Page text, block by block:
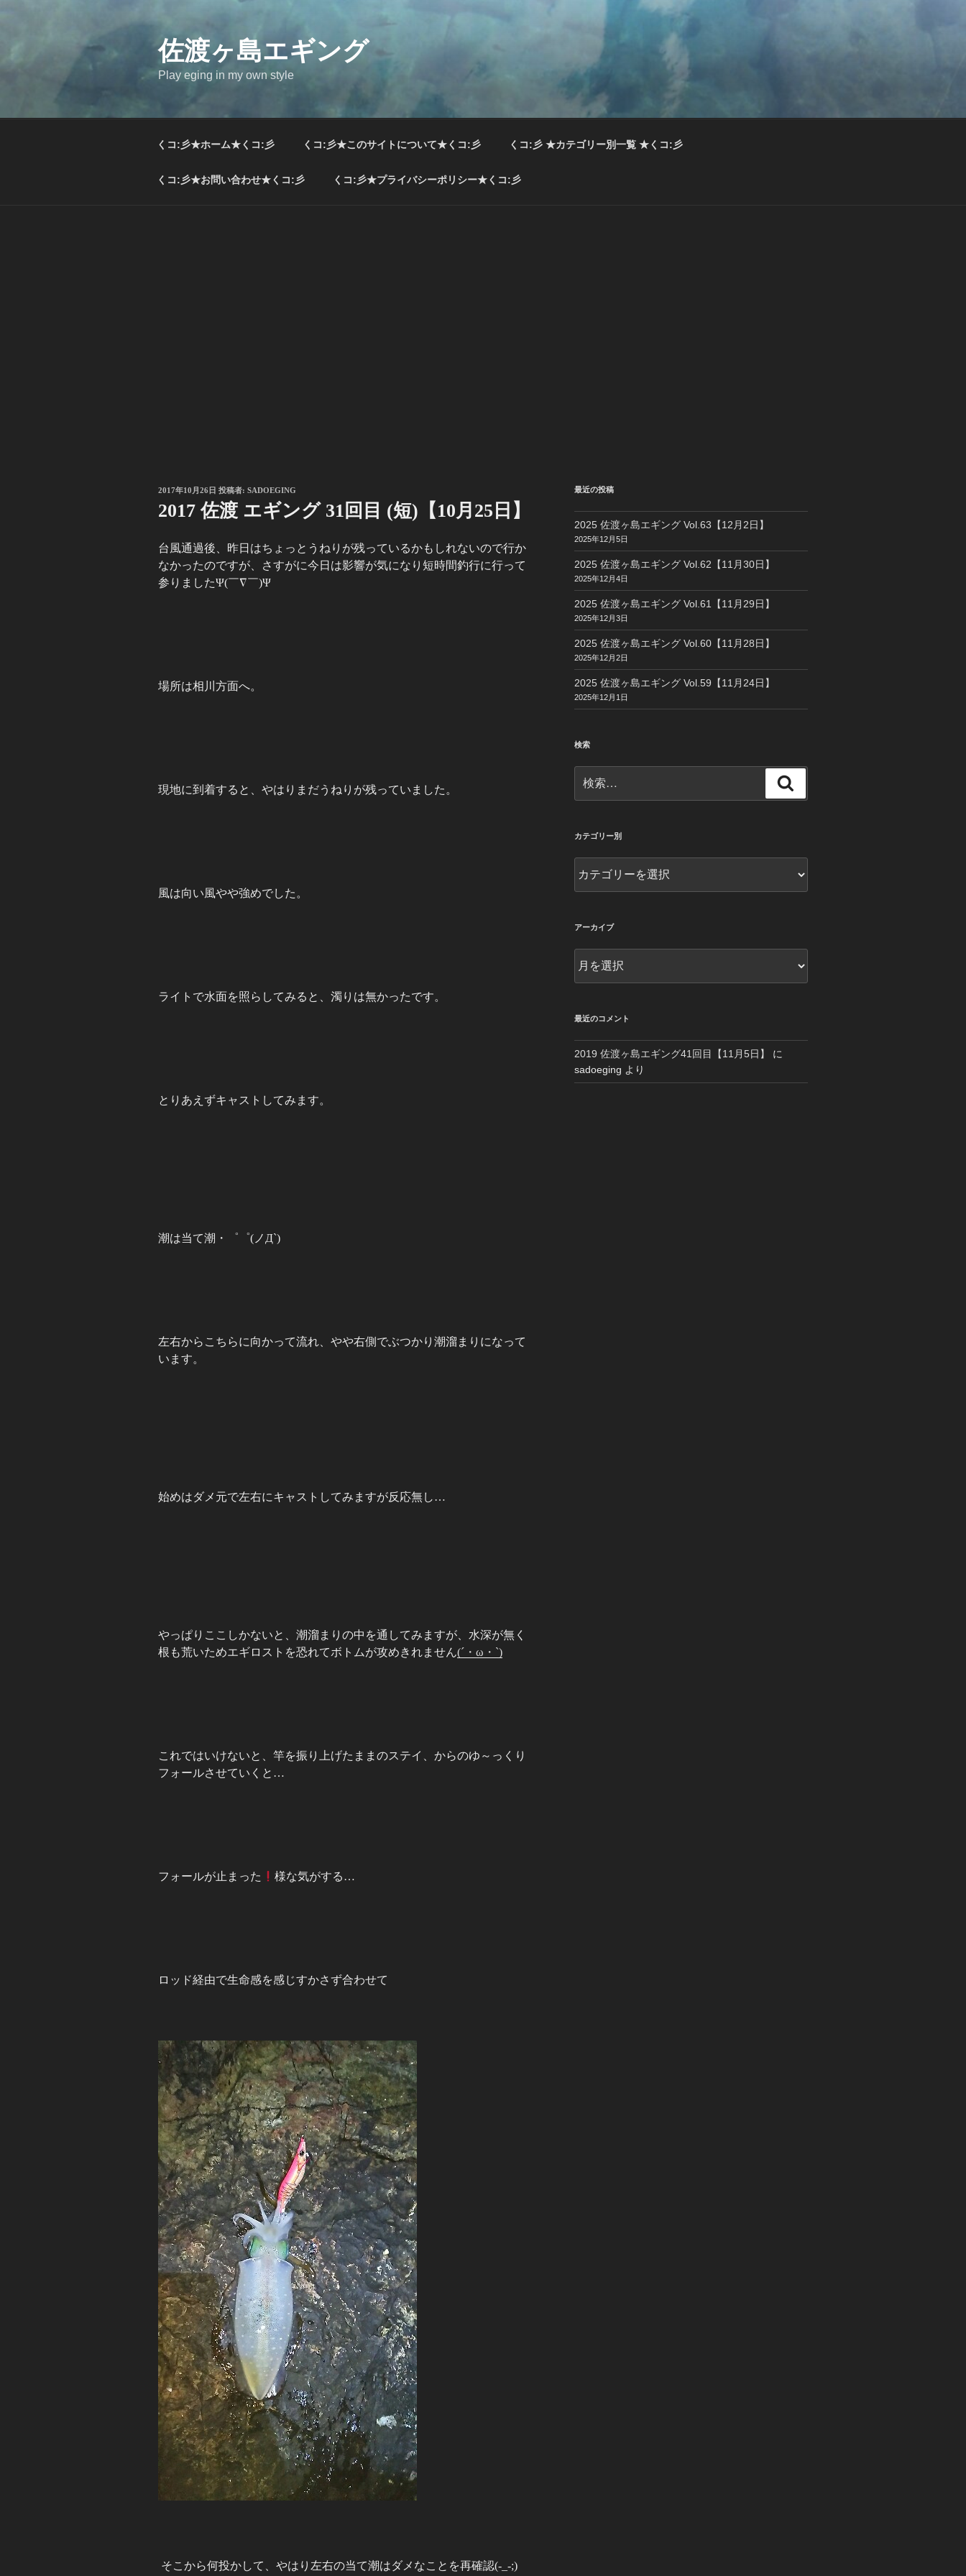
佐渡ヶ島エギング
Play eging in my own style
くコ:彡★ホーム★くコ:彡 くコ:彡★このサイトについて★くコ:彡 くコ:彡 ★カテゴリー別一覧 ★くコ:彡
くコ:彡★お問い合わせ★くコ:彡 くコ:彡★プライバシーポリシー★くコ:彡
投
日:
2017年10月26日 投稿者: SADOEGING
2017 佐渡 エギング 31回目 (短)【10月25日】
台風通過後、昨日はちょっとうねりが残っているかもしれないので行か
なかったのですが、さすがに今日は影響が気になり短時間釣行に行って
参りましたΨ(￣∇￣)Ψ
場所は相川方面へ。
現地に到着すると、やはりまだうねりが残っていました。
風は向い風やや強めでした。
ライトで水面を照らしてみると、濁りは無かったです。
とりあえずキャストしてみます。
潮は当て潮・゜゜(ノД`)
左右からこちらに向かって流れ、やや右側でぶつかり潮溜まりになって
います。
始めはダメ元で左右にキャストしてみますが反応無し…
やっぱりここしかないと、潮溜まりの中を通してみますが、水深が無く
根も荒いためエギロストを恐れてボトムが攻めきれません(´・ω・`)
これではいけないと、竿を振り上げたままのステイ、からのゆ～っくり
フォールさせていくと…
フォールが止まった 様な気がする…
ロッド経由で生命感を感じすかさず合わせて
そこから何投かして、やはり左右の当て潮はダメなことを再確認(-_-;)
最近の投稿
2025 佐渡ヶ島エギング Vol.63【12月2日】
2025年12月5日
2025 佐渡ヶ島エギング Vol.62【11月30日】
2025年12月4日
2025 佐渡ヶ島エギング Vol.61【11月29日】
2025年12月3日
2025 佐渡ヶ島エギング Vol.60【11月28日】
2025年12月2日
2025 佐渡ヶ島エギング Vol.59【11月24日】
2025年12月1日
検索
索:
索
カテゴリー別
テ
ー
アーカイブ
ー
ブ
最近のコメント
2019 佐渡ヶ島エギング41回目【11月5日】
に
sadoeging より